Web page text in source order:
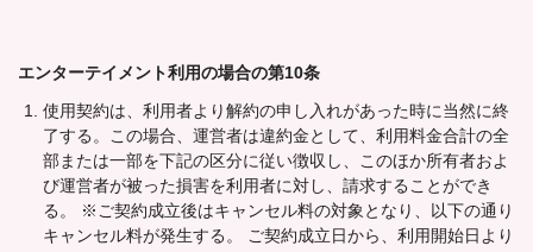
エンターテイメント利用の場合の第10条
使用契約は、利用者より解約の申し入れがあった時に当然に終
了する。この場合、運営者は違約金として、利用料金合計の全
部または一部を下記の区分に従い徴収し、このほか所有者およ
び運営者が被った損害を利用者に対し、請求することができ
る。 ※ご契約成立後はキャンセル料の対象となり、以下の通り
キャンセル料が発生する。 ご契約成立日から、利用開始日より